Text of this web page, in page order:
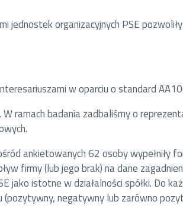
organizacyjnych PSE
w oparciu o standard
ramach badania zadbaliśmy o
ankietowanych 62 osoby wypełniły
firmy (lub jego brak) na dane
istotne w działalności spółki. Do
negatywny lub zarówno